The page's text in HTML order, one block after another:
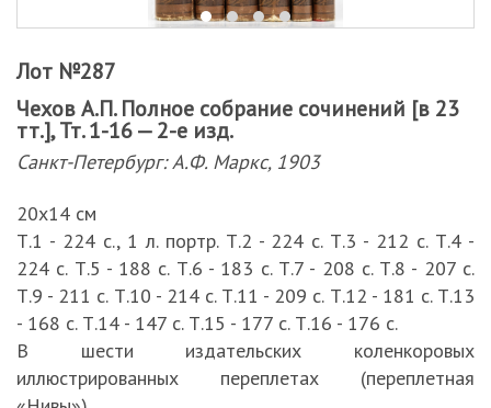
Лот №287
Чехов А.П. Полное собрание сочинений [в 23
тт.], Тт. 1-16 — 2-е изд.
Санкт-Петербург: А.Ф. Маркс, 1903
20х14 см
Т.1 - 224 с., 1 л. портр. Т.2 - 224 с. Т.3 - 212 с. Т.4 -
224 с. Т.5 - 188 с. Т.6 - 183 с. Т.7 - 208 с. Т.8 - 207 с.
Т.9 - 211 с. Т.10 - 214 с. Т.11 - 209 с. Т.12 - 181 с. Т.13
- 168 с. Т.14 - 147 с. Т.15 - 177 с. Т.16 - 176 с.
В шести издательских коленкоровых
иллюстрированных переплетах (переплетная